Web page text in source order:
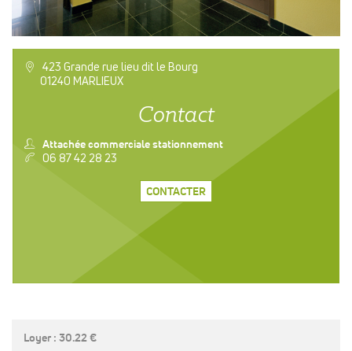
a
423 Grande rue lieu dit le Bourg
01240 MARLIEUX
Contact
n Attachée commerciale stationnement
v 06 87 42 28 23
CONTACTER
Loyer : 30.22 €